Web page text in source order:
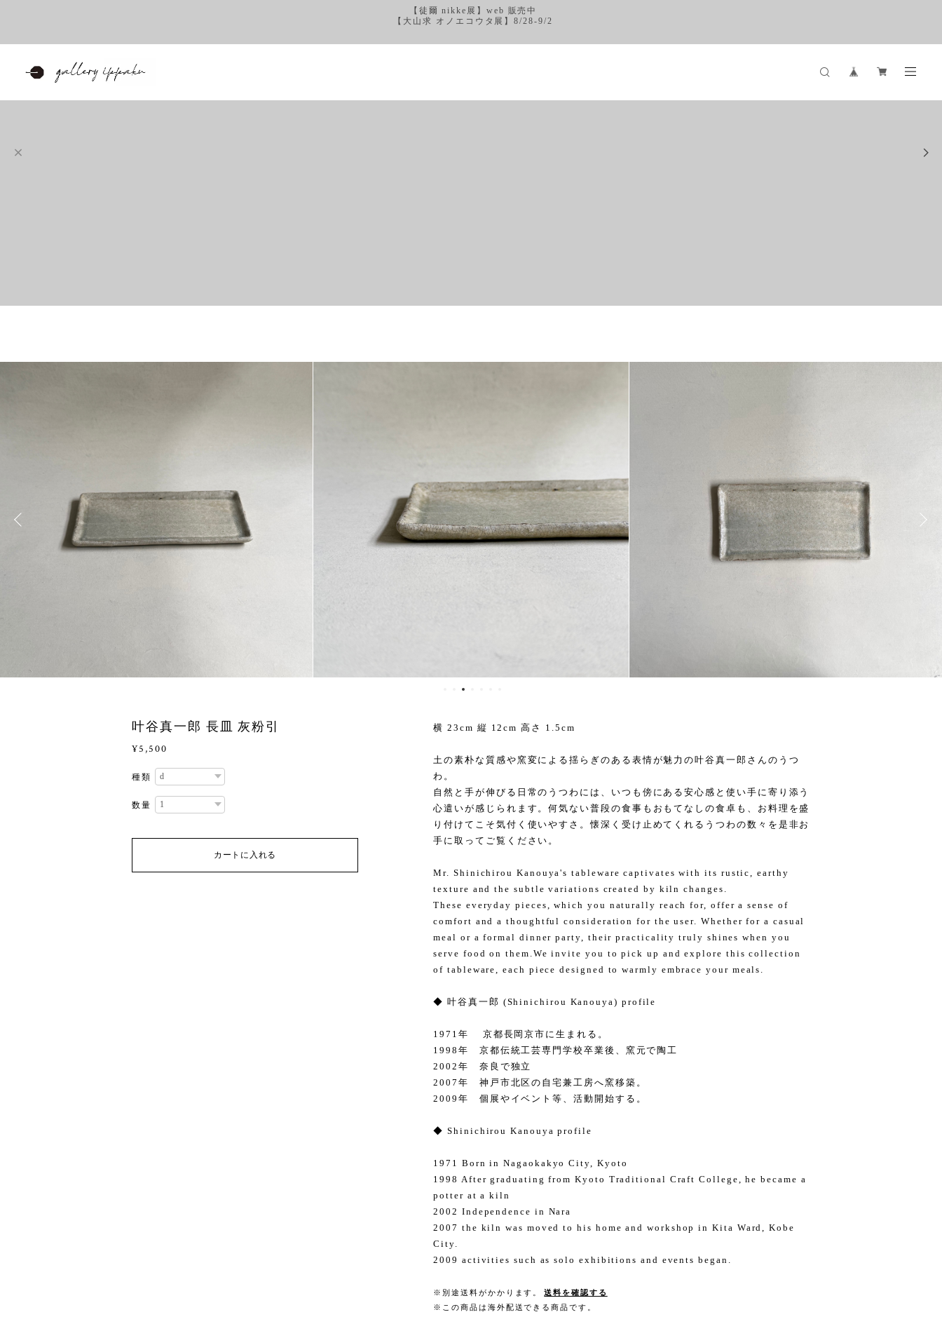
【徒爾 nikke展】web 販売中
【大山求 オノエコウタ展】8/28-9/2
叶谷真一郎 長皿 灰粉引
¥5,500
種類
数量
カートに入れる
横 23cm 縦 12cm 高さ 1.5cm
土の素朴な質感や窯変による揺らぎのある表情が魅力の叶谷真一郎さんのうつ
わ。
自然と手が伸びる日常のうつわには、いつも傍にある安心感と使い手に寄り添う
心遣いが感じられます。何気ない普段の食事もおもてなしの食卓も、お料理を盛
り付けてこそ気付く使いやすさ。懐深く受け止めてくれるうつわの数々を是非お
手に取ってご覧ください。
Mr. Shinichirou Kanouya's tableware captivates with its rustic, earthy
texture and the subtle variations created by kiln changes.
These everyday pieces, which you naturally reach for, offer a sense of
comfort and a thoughtful consideration for the user. Whether for a casual
meal or a formal dinner party, their practicality truly shines when you
serve food on them.We invite you to pick up and explore this collection
of tableware, each piece designed to warmly embrace your meals.
◆ 叶谷真一郎 (Shinichirou Kanouya) profile
1971年 京都長岡京市に生まれる。
1998年 京都伝統工芸専門学校卒業後、窯元で陶工
2002年 奈良で独立
2007年 神戸市北区の自宅兼工房へ窯移築。
2009年 個展やイベント等、活動開始する。
◆ Shinichirou Kanouya profile
1971 Born in Nagaokakyo City, Kyoto
1998 After graduating from Kyoto Traditional Craft College, he became a
potter at a kiln
2002 Independence in Nara
2007 the kiln was moved to his home and workshop in Kita Ward, Kobe
City.
2009 activities such as solo exhibitions and events began.
※別途送料がかかります。
送料を確認する
※この商品は海外配送できる商品です。